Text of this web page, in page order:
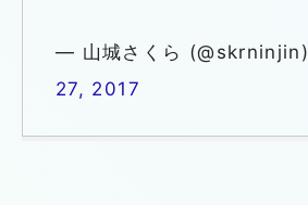
— 山城さくら (@skrninjin)
27, 2017